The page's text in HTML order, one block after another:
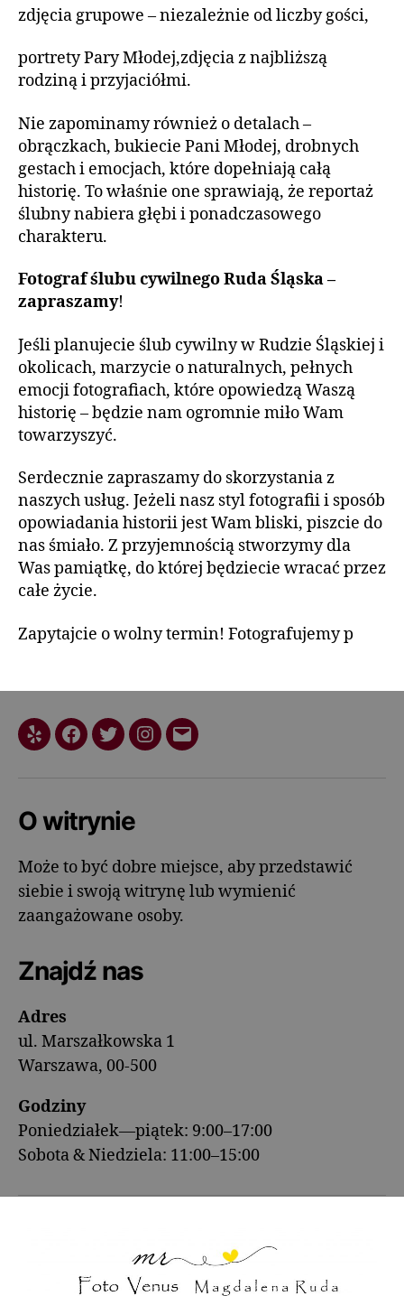
zdjęcia grupowe – niezależnie od liczby gości,
portrety Pary Młodej,zdjęcia z najbliższą
rodziną i przyjaciółmi.
Nie zapominamy również o detalach –
obrączkach, bukiecie Pani Młodej, drobnych
gestach i emocjach, które dopełniają całą
historię. To właśnie one sprawiają, że reportaż
ślubny nabiera głębi i ponadczasowego
charakteru.
Fotograf ślubu cywilnego Ruda Śląska –
zapraszamy!
Jeśli planujecie ślub cywilny w Rudzie Śląskiej i
okolicach, marzycie o naturalnych, pełnych
emocji fotografiach, które opowiedzą Waszą
historię – będzie nam ogromnie miło Wam
towarzyszyć.
Serdecznie zapraszamy do skorzystania z
naszych usług. Jeżeli nasz styl fotografii i sposób
opowiadania historii jest Wam bliski, piszcie do
nas śmiało. Z przyjemnością stworzymy dla
Was pamiątkę, do której będziecie wracać przez
całe życie.
Zapytajcie o wolny termin! Fotografujemy p
O witrynie
Może to być dobre miejsce, aby przedstawić
siebie i swoją witrynę lub wymienić
zaangażowane osoby.
Znajdź nas
Adres
ul. Marszałkowska 1
Warszawa, 00-500
Godziny
Poniedziałek—piątek: 9:00–17:00
Sobota & Niedziela: 11:00–15:00